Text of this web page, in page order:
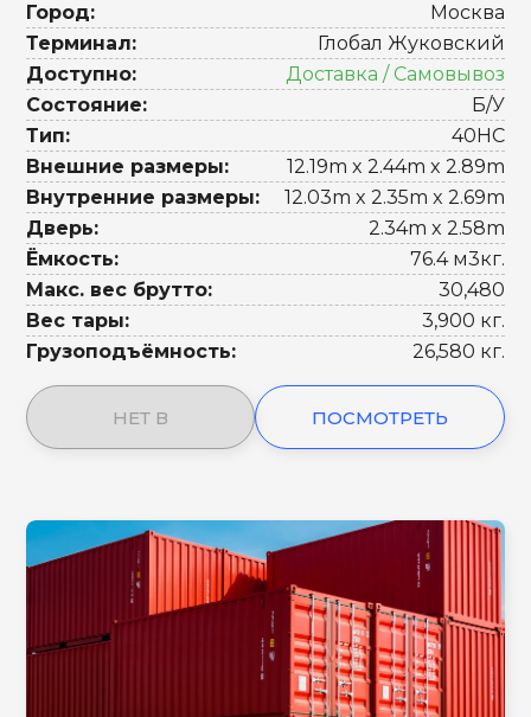
Город:
Москва
Терминал:
Глобал Жуковский
Доступно:
Доставка / Самовывоз
Состояние:
Б/У
Тип:
40HC
Внешние размеры:
12.19m x 2.44m x 2.89m
Внутренние размеры:
12.03m x 2.35m x 2.69m
Дверь:
2.34m x 2.58m
Ёмкость:
76.4 м3кг.
Макс. вес брутто:
30,480
Вес тары:
3,900 кг.
Грузоподъёмность:
26,580 кг.
НЕТ В ПОСМОТРЕТЬ